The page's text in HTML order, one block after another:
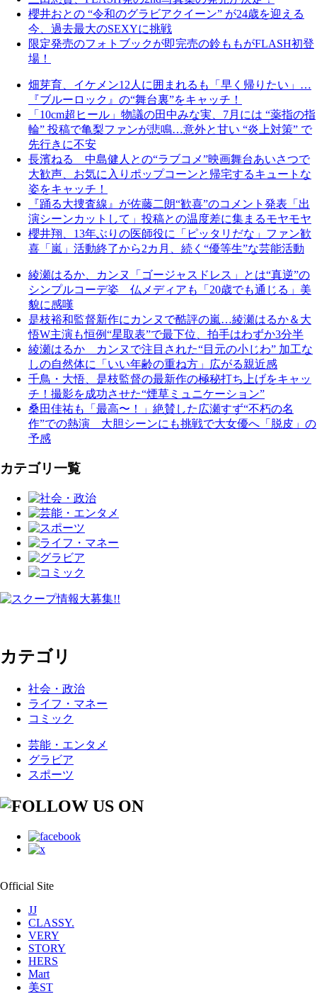
櫻井おとの “令和のグラビアクイーン” が24歳を迎える
今、過去最大のSEXYに挑戦
限定発売のフォトブックが即完売の鈴ももがFLASH初登
場！
畑芽育、イケメン12人に囲まれるも「早く帰りたい」…
『ブルーロック』の“舞台裏”をキャッチ！
「10cm超ヒール」物議の田中みな実、7月には “薬指の指
輪” 投稿で亀梨ファンが悲鳴…意外と甘い “炎上対策” で
先行きに不安
長濱ねる 中島健人との“ラブコメ”映画舞台あいさつで
大歓声、お気に入りポップコーンと帰宅するキュートな
姿をキャッチ！
『踊る大捜査線』が佐藤二朗“歓喜”のコメント発表「出
演シーンカットして」投稿との温度差に集まるモヤモヤ
櫻井翔、13年ぶりの医師役に「ピッタリだな」ファン歓
喜「嵐」活動終了から2カ月、続く“優等生”な芸能活動
綾瀬はるか、カンヌ「ゴージャスドレス」とは“真逆”の
シンプルコーデ姿 仏メディアも「20歳でも通じる」美
貌に感嘆
是枝裕和監督新作にカンヌで酷評の嵐…綾瀬はるか＆大
悟W主演も恒例“星取表”で最下位、拍手はわずか3分半
綾瀬はるか カンヌで注目された“目元の小じわ” 加工な
しの自然体に「いい年齢の重ね方」広がる親近感
千鳥・大悟、是枝監督の最新作の極秘打ち上げをキャッ
チ！撮影を成功させた“煙草ミュニケーション”
桑田佳祐も「最高〜！」絶賛した広瀬すず“不朽の名
作”での熱演 大胆シーンにも挑戦で大女優へ「脱皮」の
予感
カテゴリ一覧
カテゴリ
社会・政治
ライフ・マネー
コミック
芸能・エンタメ
グラビア
スポーツ
Official Site
JJ
CLASSY.
VERY
STORY
HERS
Mart
美ST